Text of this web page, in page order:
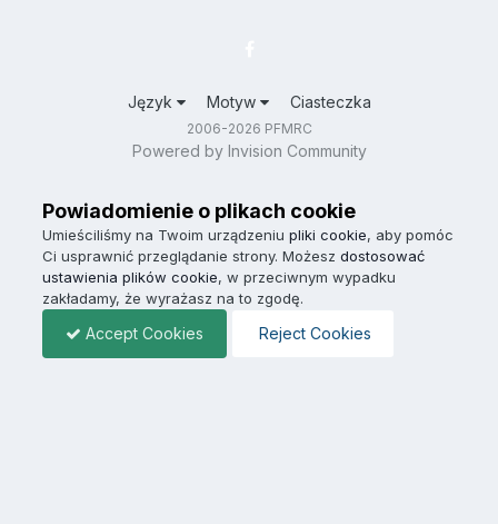
Język Motyw Ciasteczka
2006-2026 PFMRC
Powered by Invision Community
Powiadomienie o plikach cookie
Umieściliśmy na Twoim urządzeniu pliki cookie, aby pomóc
Ci usprawnić przeglądanie strony. Możesz dostosować
ustawienia plików cookie, w przeciwnym wypadku
zakładamy, że wyrażasz na to zgodę.
Accept Cookies Reject Cookies